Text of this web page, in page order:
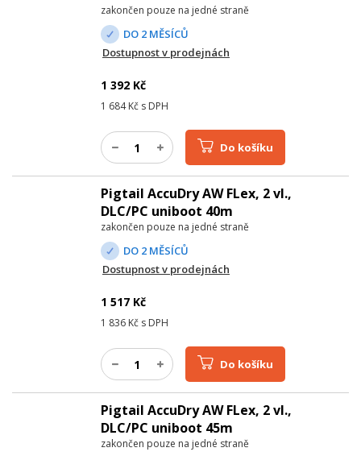
zakončen pouze na jedné straně
DO 2 MĚSÍCŮ
Dostupnost v prodejnách
1 392 Kč
1 684Kč s DPH
Do košíku
Pigtail AccuDry AW FLex, 2 vl.,
DLC/PC uniboot 40m
zakončen pouze na jedné straně
DO 2 MĚSÍCŮ
Dostupnost v prodejnách
1 517 Kč
1 836 Kč s DPH
Do košíku
Pigtail AccuDry AW FLex, 2 vl.,
DLC/PC uniboot 45m
zakončen pouze na jedné straně